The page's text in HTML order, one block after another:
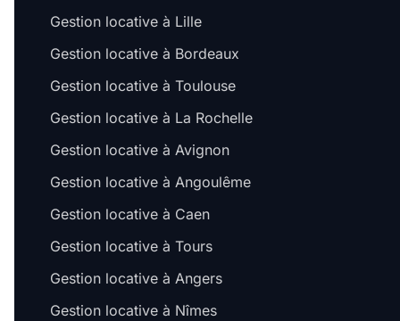
Gestion locative à Lille
Gestion locative à Bordeaux
Gestion locative à Toulouse
Gestion locative à La Rochelle
Gestion locative à Avignon
Gestion locative à Angoulême
Gestion locative à Caen
Gestion locative à Tours
Gestion locative à Angers
Gestion locative à Nîmes